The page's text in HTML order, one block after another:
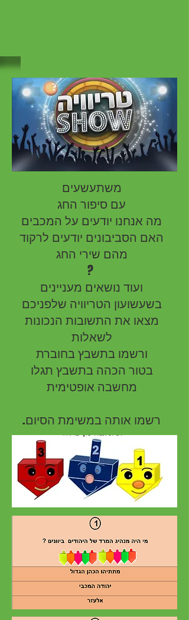
משתעשעים
עם סיפור החג
מה אנחנו יודעים על המכבים
האם הסביבונים יודעים לרקוד
מהם שירי החג
?
ועוד נושאים מעניינים
בשעשועון הטריוויה שלפניכם
מצאו את התשובות הנכונות
לשאלות
ורשמו בתשבץ בחוברת
בטור הכהה בתשבץ תגלו
מחשבה אופטימית
.רשמו אותה במשימת הסיום